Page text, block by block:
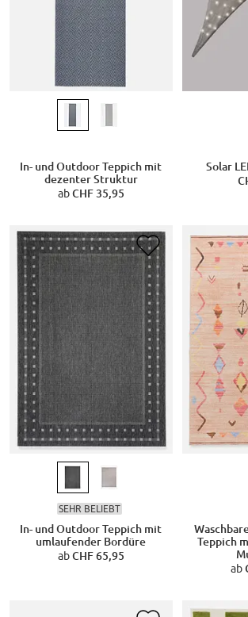
In- und Outdoor Teppich mit
dezenter Struktur
abCHF 35,95
Solar
SEHR BELIEBT
In- und Outdoor Teppich mit
umlaufender Bordüre
abCHF 65,95
Teppich
ab